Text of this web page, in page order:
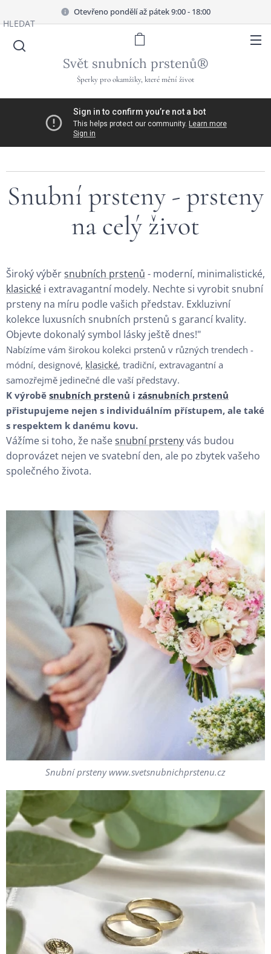
Otevřeno pondělí až pátek 9:00 - 18:00
Svět snubních prstenů®
Šperky pro okamžiky, které mění život
HLEDAT
Snubní prsteny - prsteny
na celý život
Široký výběrsnubních prstenů - moderní, minimalistické,
klasické i extravagantní modely. Nechte si vyrobit snubní
prsteny na míru podle vašich představ. Exkluzivní
kolekce luxusních snubních prstenů s garancí kvality.
Objevte dokonalý symbol lásky ještě dnes!"
Nabízíme vám širokou kolekci prstenů v různých trendech -
módní, designové, klasické, tradiční, extravagantní a
samozřejmě jedinečné dle vaší představy.
K výroběsnubních prstenů i zásnubních prstenů
přistupujeme nejen s individuálním přístupem, ale také
s respektem k danému kovu.
Vážíme si toho, že našesnubní prstenyvás budou
doprovázet nejen ve svatební den, ale po zbytek vašeho
společného života.
Snubní prsteny www.svetsnubnichprstenu.cz